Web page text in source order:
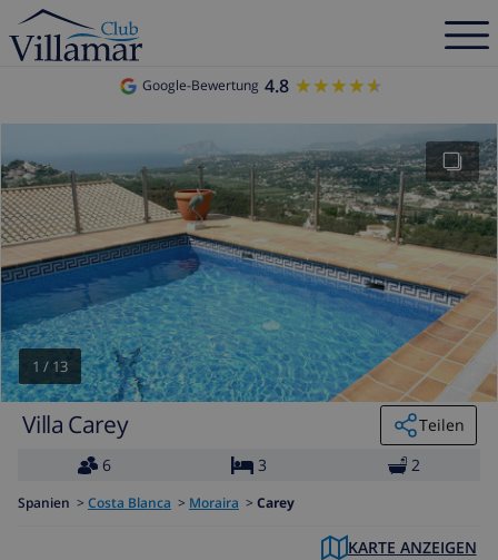
Google-Bewertung 4.8 ★★★★★
★★★★★
1 / 13
Villa Carey
Teilen
6
3 2
Spanien > Costa Blanca > Moraira > Carey
KARTE ANZEIGEN